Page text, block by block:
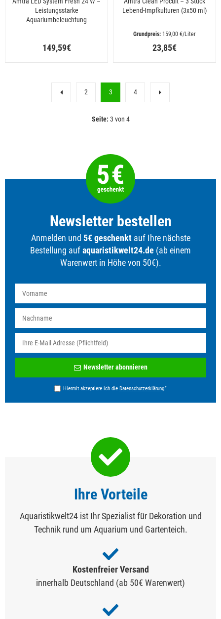
Leistungsstarke
Aquariumbeleuchtung
149,59€
Lebend-Impfkulturen (3x50 ml)
159,00 €/Liter
23,85€
2 3 4
Seite: 3 von 4
Newsletter bestellen
Anmelden und 5€ geschenktauf Ihre nächste
Bestellung aufaquaristikwelt24.de (ab einem
Warenwert in Höhe von 50€).
Honig
Newsletter abonnieren
Hiermit akzeptiere ich die Daten­schutz­erklärung*
Ihre Vorteile
Aquaristikwelt24 ist Ihr Spezialist für Dekoration und
Technik rund um Aquarium und Gartenteich.
Kostenfreier Versand
innerhalb Deutschland (ab 50€ Warenwert)